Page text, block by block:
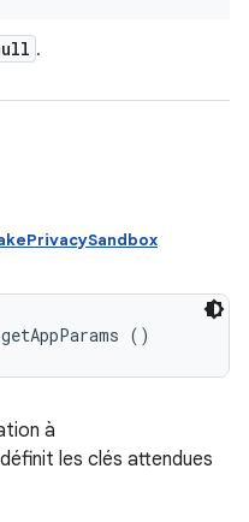
.
getAppParams ()
à
les clés attendues